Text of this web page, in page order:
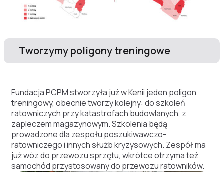
Tworzymy poligony treningowe
Fundacja PCPM stworzyła już w Kenii jeden poligon
treningowy, obecnie tworzy kolejny: do szkoleń
ratowniczych przy katastrofach budowlanych, z
zapleczem magazynowym. Szkolenia będą
prowadzone dla zespołu poszukiwawczo-
ratowniczego i innych służb kryzysowych. Zespół ma
już wóz do przewozu sprzętu, wkrótce otrzyma też
samochód przystosowany do przewozu ratowników.